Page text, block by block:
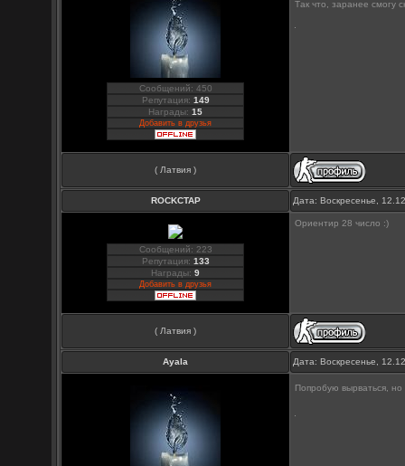
Сообщений: 450
Репутация: 149
Награды:15
Добавить в друзья
Так что, заранее смогу
( Латвия )
ROCKCTAP Дата: Воскресенье,
Сообщений: 223
Репутация: 133
Награды:9
Добавить в друзья
Ориентир 28 число :)
( Латвия )
Ayala Дата: Воскресенье,
Попробую вырваться,